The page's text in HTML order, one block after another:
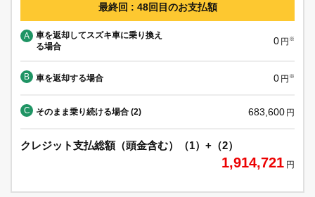
最終回 : 48回目のお支払額
A
車を返却してスズキ車に乗り換え
る場合
0 円 ※
B 車を返却する場合 0 円 ※
C そのまま乗り続ける場合 (2) 683,600 円
クレジット支払総額（頭金含む）（1）+（2）
1,914,721 円